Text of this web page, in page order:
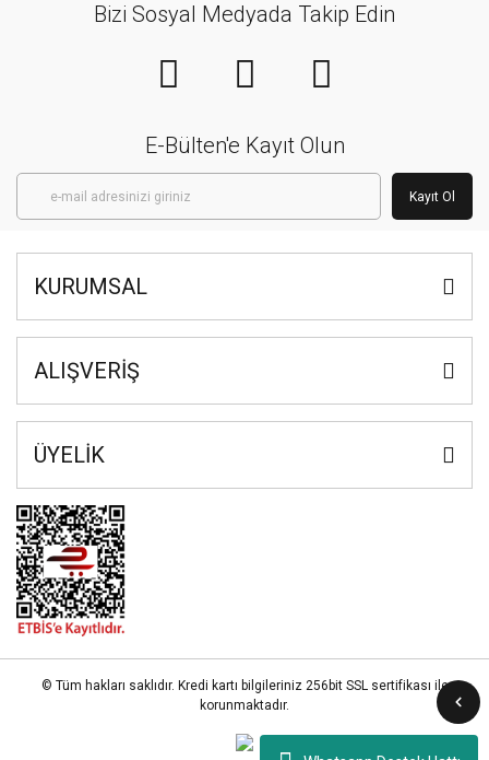
Bizi Sosyal Medyada Takip Edin
E-Bülten'e Kayıt Olun
Kayıt Ol
KURUMSAL
ALIŞVERİŞ
ÜYELİK
© Tüm hakları saklıdır. Kredi kartı bilgileriniz 256bit SSL sertifikası ile
korunmaktadır.